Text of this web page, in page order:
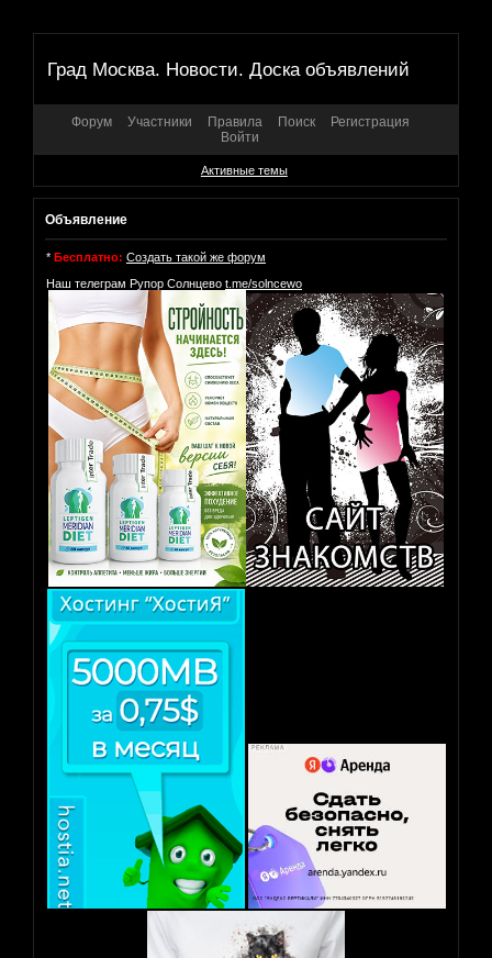
Град Москва. Новости. Доска объявлений
Форум Участники Правила Поиск
Регистрация
Войти
Активные темы
Объявление
* Бесплатно: Создать такой же форум
Наш телеграм Рупор Солнцево t.me/solncewo